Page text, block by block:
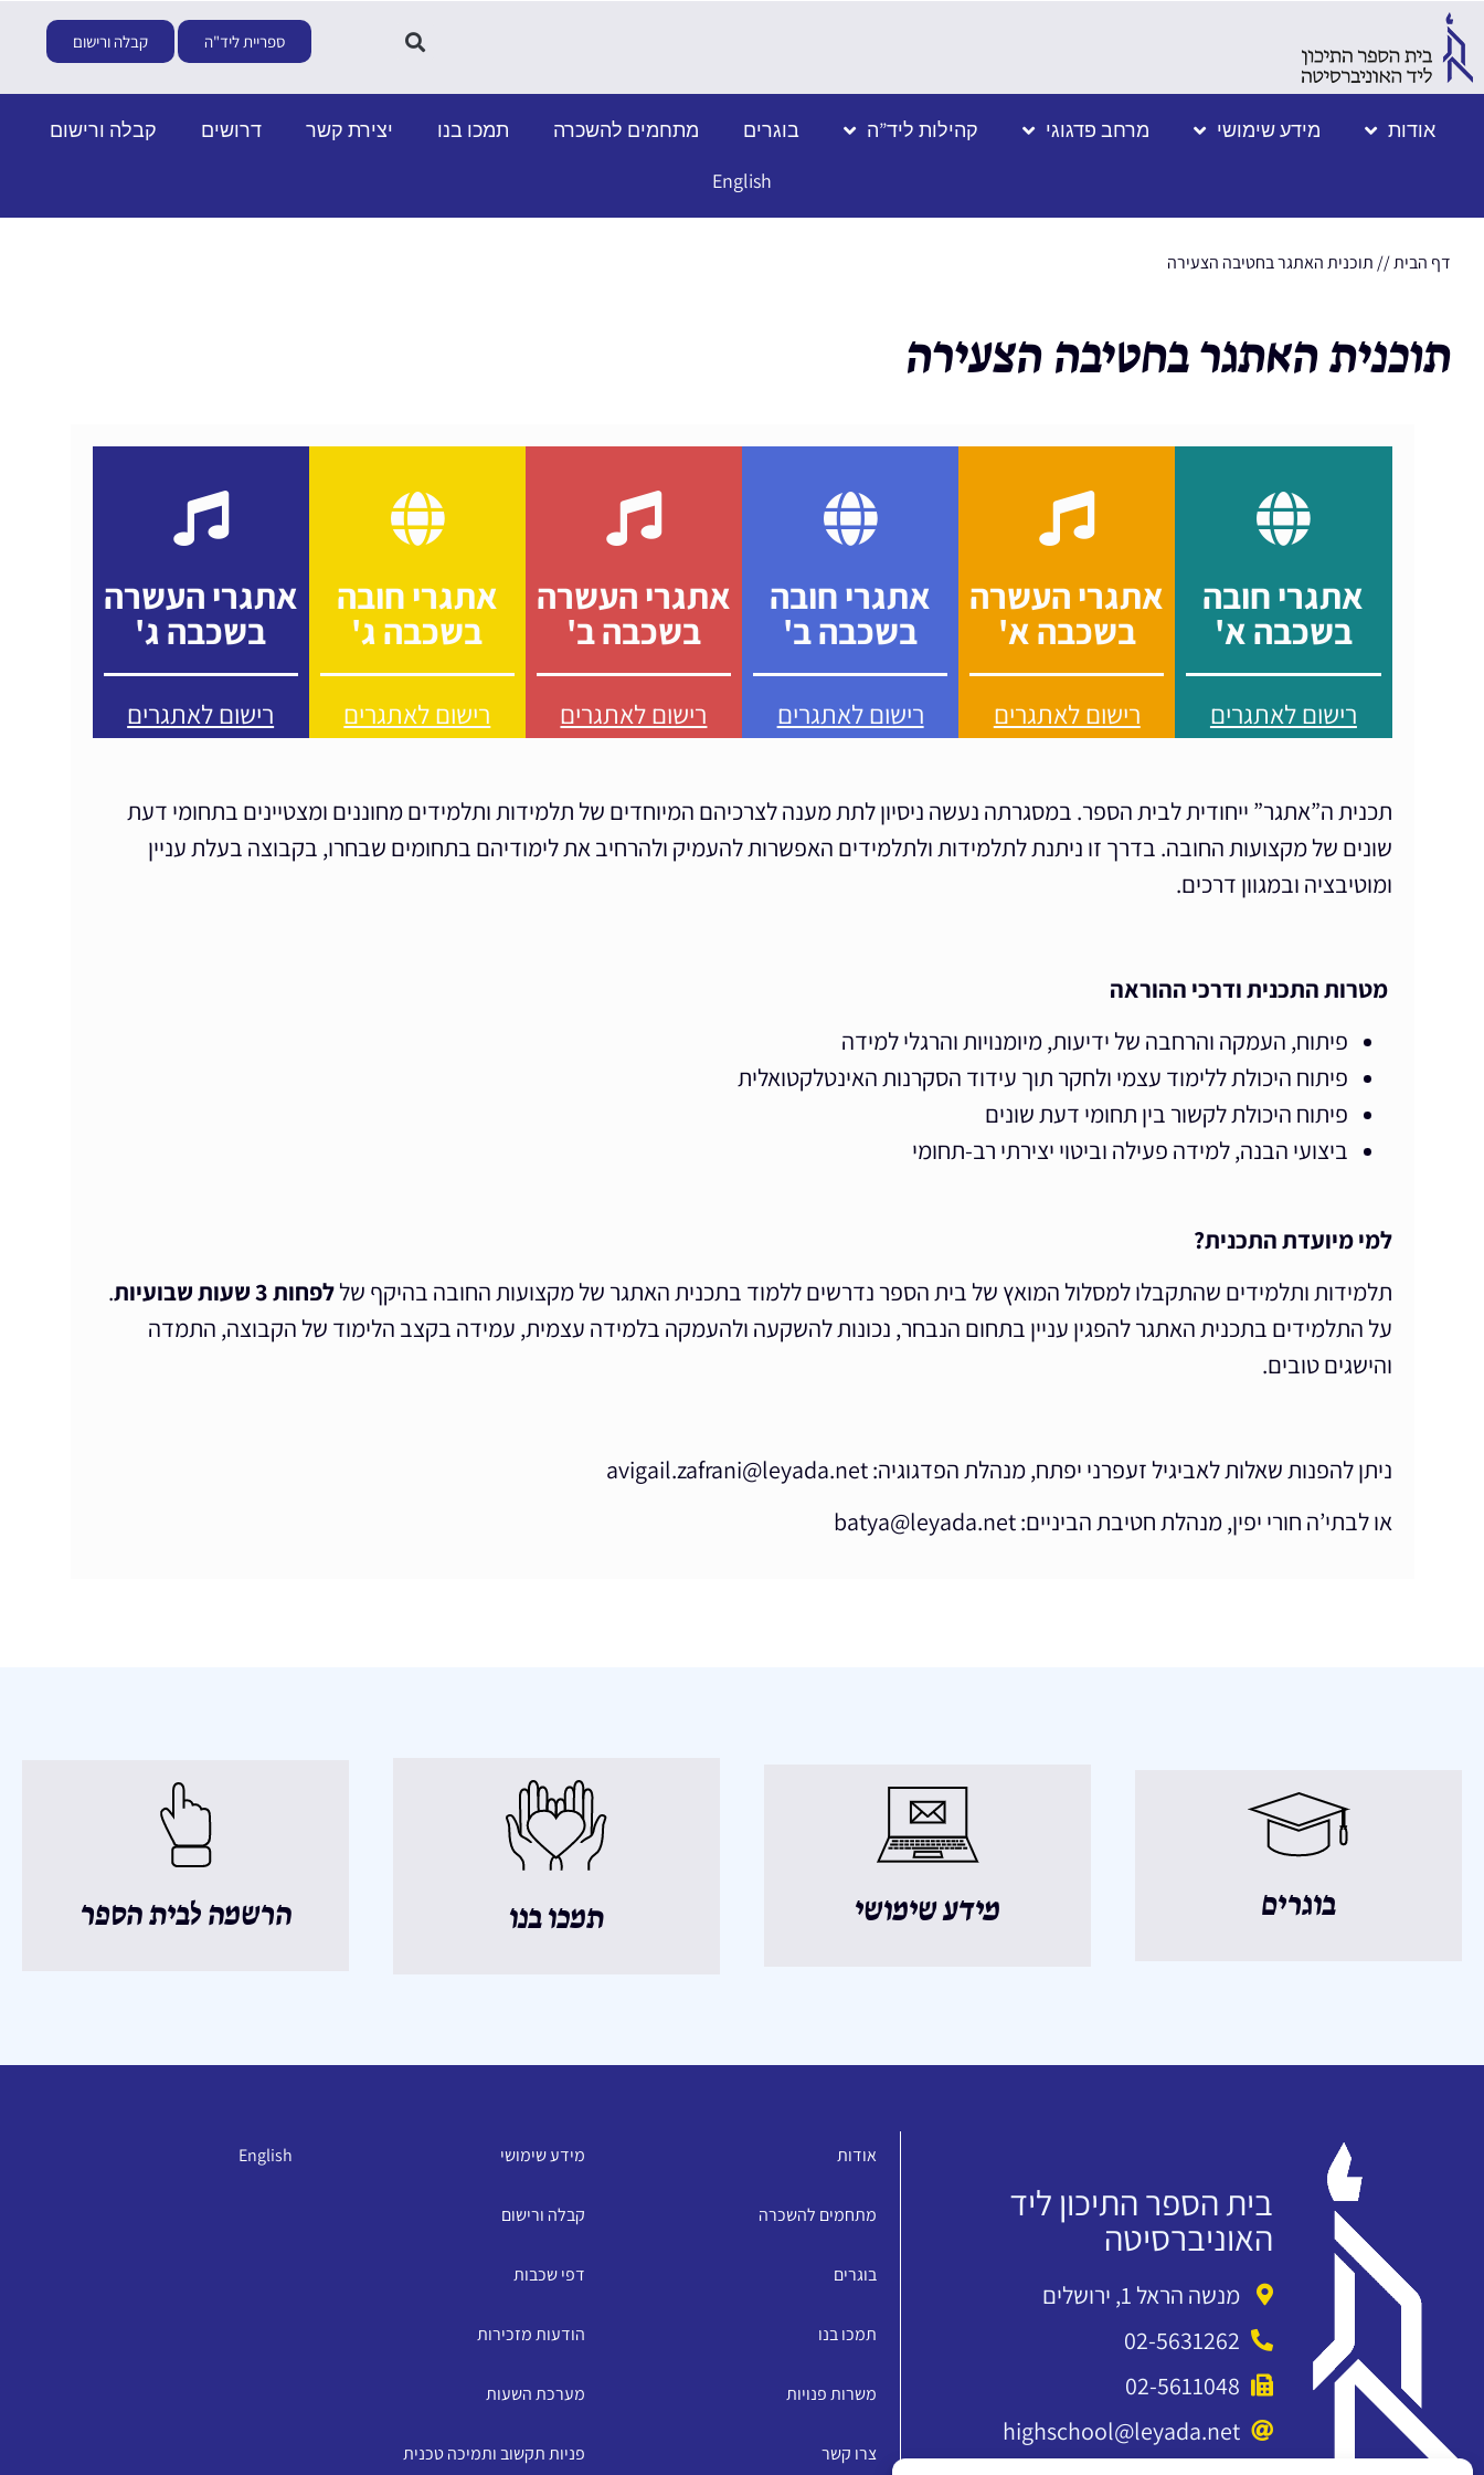
ספריית ליד"ה קבלה ורישום
אודות מידע שימושי מרחב פדגוגי קהילות ליד”ה בוגרים מתחמים להשכרה תמכו בנו יצירת קשר דרושים
קבלה ורישום
English
דף הבית// תוכנית האתגר בחטיבה הצעירה
תוכנית האתגר בחטיבה הצעירה
אתגרי חובה
בשכבה א'
רישום לאתגרים
אתגרי העשרה
בשכבה א'
רישום לאתגרים
אתגרי חובה
בשכבה ב'
רישום לאתגרים
אתגרי העשרה
בשכבה ב'
רישום לאתגרים
אתגרי חובה
בשכבה ג'
רישום לאתגרים
אתגרי העשרה
בשכבה ג'
רישום לאתגרים
תכנית ה”אתגר” ייחודית לבית הספר. במסגרתה נעשה ניסיון לתת מענה לצרכיהם המיוחדים של תלמידות ותלמידים מחוננים ומצטיינים בתחומי דעת
שונים של מקצועות החובה. בדרך זו ניתנת לתלמידות ולתלמידים האפשרות להעמיק ולהרחיב את לימודיהם בתחומים שבחרו, בקבוצה בעלת עניין
ומוטיבציה ובמגוון דרכים.
מטרות התכנית ודרכי ההוראה
פיתוח, העמקה והרחבה של ידיעות, מיומנויות והרגלי למידה
פיתוח היכולת ללימוד עצמי ולחקר תוך עידוד הסקרנות האינטלקטואלית
פיתוח היכולת לקשור בין תחומי דעת שונים
ביצועי הבנה, למידה פעילה וביטוי יצירתי רב-תחומי
למי מיועדת התכנית?
תלמידות ותלמידים שהתקבלו למסלול המואץ של בית הספר נדרשים ללמוד בתכנית האתגר של מקצועות החובה בהיקף שללפחות 3 שעות שבועיות
.
על התלמידים בתכנית האתגר להפגין עניין בתחום הנבחר, נכונות להשקעה ולהעמקה בלמידה עצמית, עמידה בקצב הלימוד של הקבוצה, התמדה
והישגים טובים.
ניתן להפנות שאלות לאביגיל זעפרני יפתח, מנהלת הפדגוגיה: avigail.zafrani@leyada.net
או לבתי’ה חורי יפין, מנהלת חטיבת הביניים: batya@leyada.net
בוגרים מידע שימושי תמכו בנו הרשמה לבית הספר
בית הספר התיכון ליד
האוניברסיטה
מנשה הראל 1, ירושלים
02-5631262
02-5611048
highschool@leyada.net
אודות
מתחמים להשכרה
בוגרים
תמכו בנו
משרות פנויות
צרו קשר
מידע שימושי
קבלה ורישום
דפי שכבות
הודעות מזכירות
מערכת השעות
פניות תקשוב ותמיכה טכנית
English